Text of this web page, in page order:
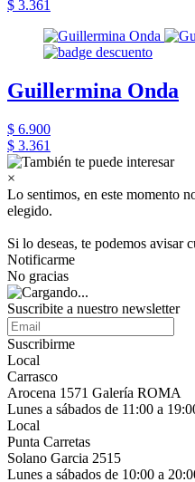
$ 3.361
Guillermina Onda
$ 6.900
$ 3.361
×
Lo sentimos, en este momento
elegido.
Si lo deseas, te podemos avisar
Notificarme
No gracias
Suscribite a nuestro newsletter
Suscribirme
Local
Carrasco
Arocena 1571 Galería ROMA
Lunes a sábados de 11:00 a
Local
Punta Carretas
Solano Garcia 2515
Lunes a sábados de 10:00 a